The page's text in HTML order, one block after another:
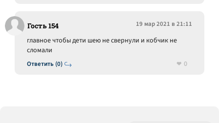
Гость 154 19 мар 2021 в 21:11
Ответить (0)
главное чтобы дети шею не свернули и кобчик не
сломали
0